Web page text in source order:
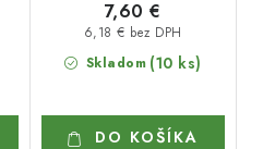
Skladom (10 ks)
6,18 € bez DPH
7,60 €
DO KOŠÍKA